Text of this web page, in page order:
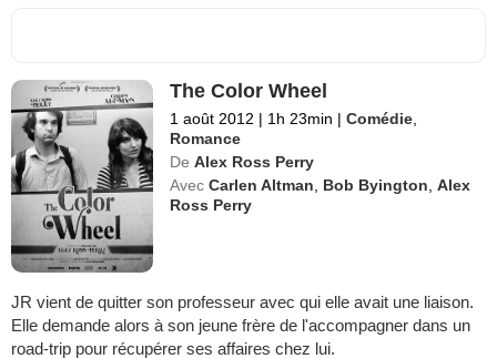
The Color Wheel
1 août 2012 | 1h 23min | Comédie
Romance
De Alex Ross Perry
Avec Carlen Altman Bob Byington ,Alex
Ross Perry
JR vient de quitter son professeur avec qui elle avait une liaison.
Elle demande alors à son jeune frère de l'accompagner dans un
road-trip pour récupérer ses affaires chez lui.